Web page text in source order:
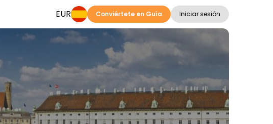
EUR Conviértete en Guía Iniciar sesión